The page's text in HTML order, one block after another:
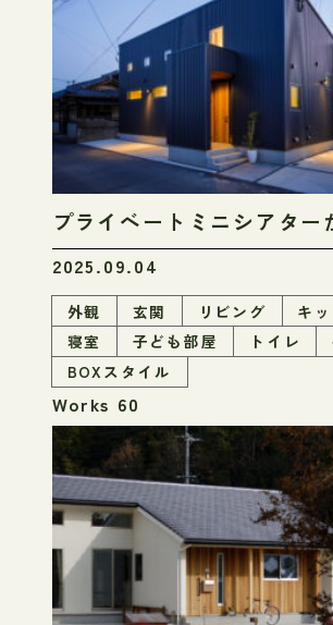
2025.09.04
プライベートミニシアター
外観 玄関 リビング
キ
寝室
子ども部屋 トイレ
BOXスタイル
Works 60